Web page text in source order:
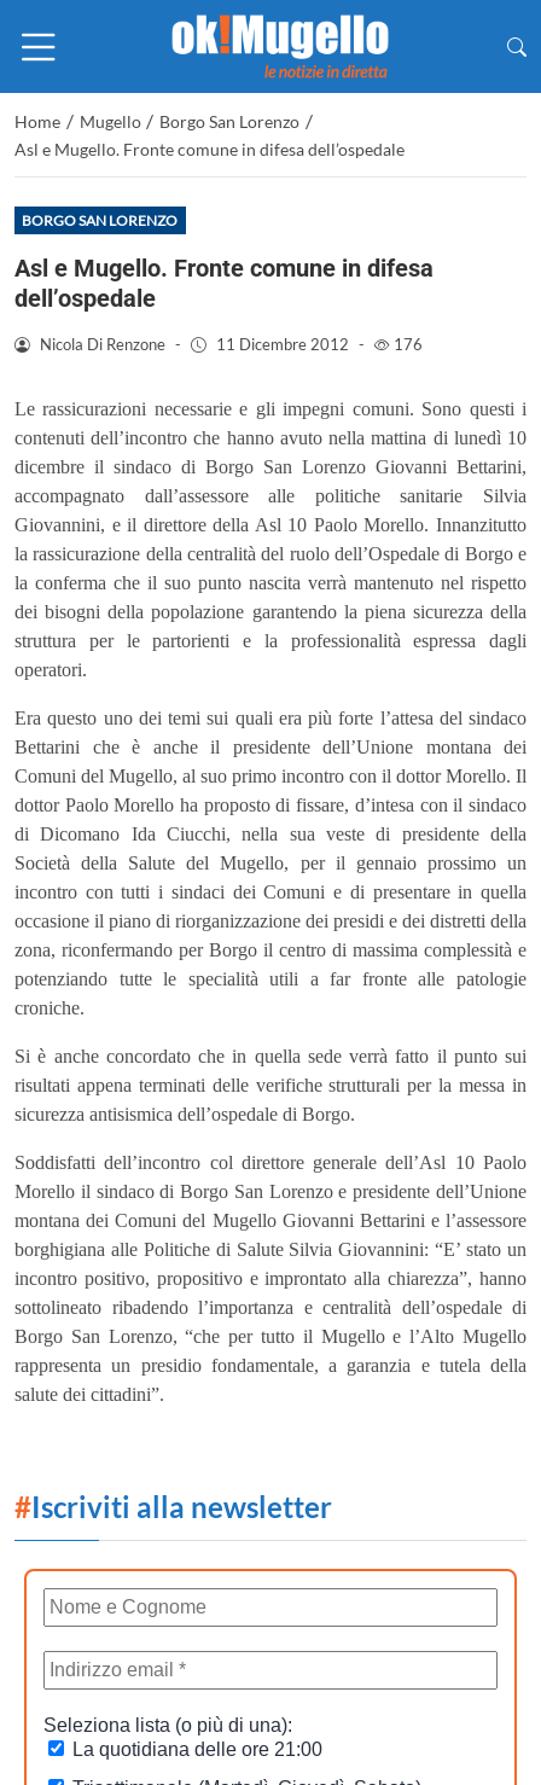
Home / Mugello / Borgo San Lorenzo /
Asl e Mugello. Fronte comune in difesa dell’ospedale
BORGO SAN LORENZO
Asl e Mugello. Fronte comune in difesa
dell’ospedale
Nicola Di Renzone - 11 Dicembre 2012 - 176
Le rassicurazioni necessarie e gli impegni comuni. Sono questi i
contenuti dell’incontro che hanno avuto nella mattina di lunedì 10
dicembre il sindaco di Borgo San Lorenzo Giovanni Bettarini,
accompagnato dall’assessore alle politiche sanitarie Silvia
Giovannini, e il direttore della Asl 10 Paolo Morello. Innanzitutto
la rassicurazione della centralità del ruolo dell’Ospedale di Borgo e
la conferma che il suo punto nascita verrà mantenuto nel rispetto
dei bisogni della popolazione garantendo la piena sicurezza della
struttura per le partorienti e la professionalità espressa dagli
operatori.
Era questo uno dei temi sui quali era più forte l’attesa del sindaco
Bettarini che è anche il presidente dell’Unione montana dei
Comuni del Mugello, al suo primo incontro con il dottor Morello. Il
dottor Paolo Morello ha proposto di fissare, d’intesa con il sindaco
di Dicomano Ida Ciucchi, nella sua veste di presidente della
Società della Salute del Mugello, per il gennaio prossimo un
incontro con tutti i sindaci dei Comuni e di presentare in quella
occasione il piano di riorganizzazione dei presidi e dei distretti della
zona, riconfermando per Borgo il centro di massima complessità e
potenziando tutte le specialità utili a far fronte alle patologie
croniche.
Si è anche concordato che in quella sede verrà fatto il punto sui
risultati appena terminati delle verifiche strutturali per la messa in
sicurezza antisismica dell’ospedale di Borgo.
Soddisfatti dell’incontro col direttore generale dell’Asl 10 Paolo
Morello il sindaco di Borgo San Lorenzo e presidente dell’Unione
montana dei Comuni del Mugello Giovanni Bettarini e l’assessore
borghigiana alle Politiche di Salute Silvia Giovannini: “E’ stato un
incontro positivo, propositivo e improntato alla chiarezza”, hanno
sottolineato ribadendo l’importanza e centralità dell’ospedale di
Borgo San Lorenzo, “che per tutto il Mugello e l’Alto Mugello
rappresenta un presidio fondamentale, a garanzia e tutela della
salute dei cittadini”.
#Iscriviti alla newsletter